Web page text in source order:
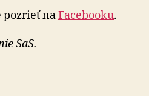
pozrieť naFacebooku.
SaS.